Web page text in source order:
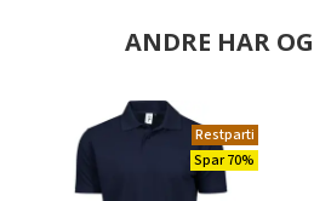
ANDRE HAR
Restparti
Spar 70%